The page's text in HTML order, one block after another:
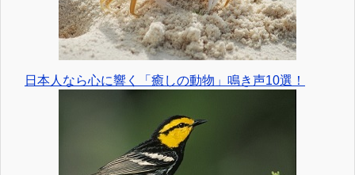
日本人なら心に響く「癒しの動物」鳴き声10選！